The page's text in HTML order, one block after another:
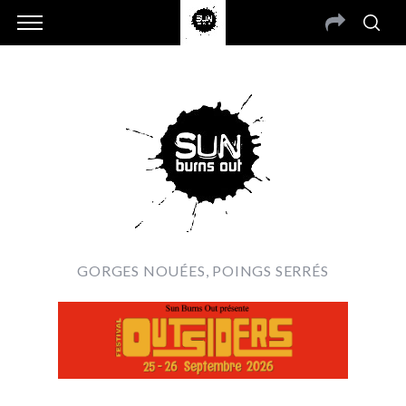
GORGES NOUÉES, POINGS SERRÉS